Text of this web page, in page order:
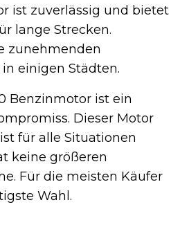
ist zuverlässig und bietet
lange Strecken.
zunehmenden
einigen Städten.
Benzinmotor ist ein
Dieser Motor
für alle Situationen
keine größeren
Für die meisten Käufer
Wahl.